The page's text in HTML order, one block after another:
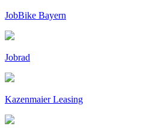
JobBike Bayern
Jobrad
Kazenmaier Leasing